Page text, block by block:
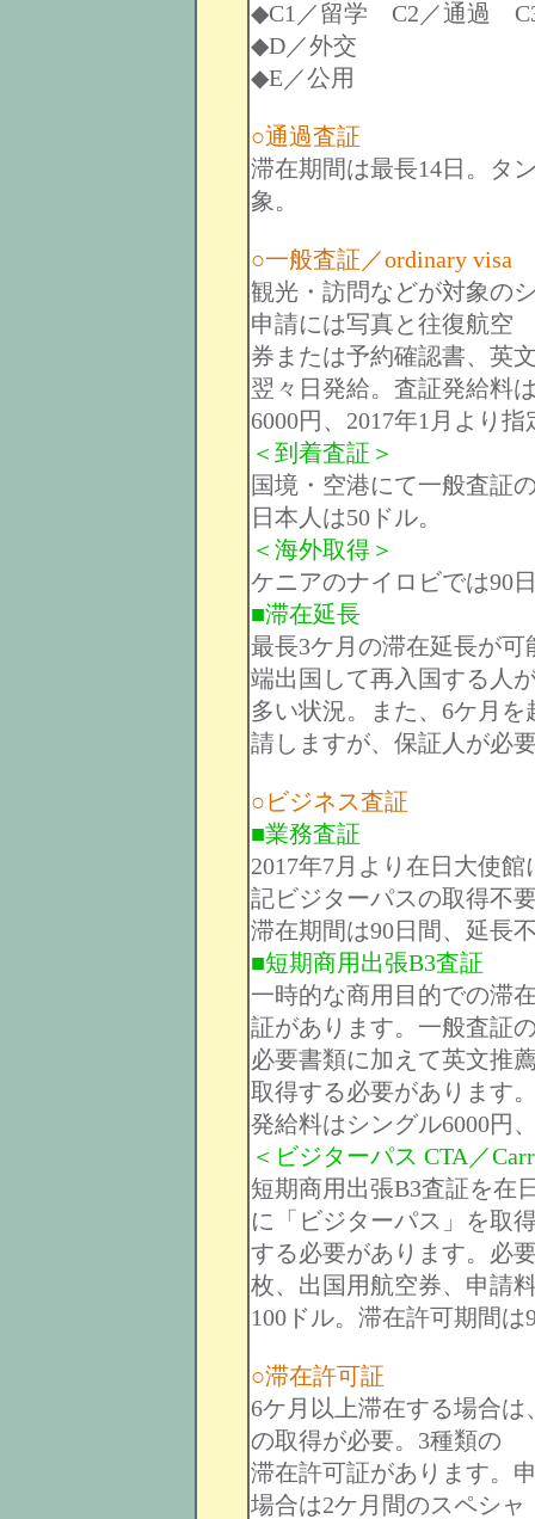
◆C1／留学 C2／通過
◆D／外交
◆E／公用
○通過査証
滞在期間は最長14日。タ
象。
○一般査証／ordinary visa
観光・訪問などが対象の
申請には写真と往復航空
券または予約確認書、英
翌々日発給。査証発給料
6000円、2017年1月より
＜到着査証＞
国境・空港にて一般査証
日本人は50ドル。
＜海外取得＞
ケニアのナイロビでは90
■滞在延長
最長3ケ月の滞在延長が
端出国して再入国する人
多い状況。また、6ケ月
請しますが、保証人が必
○ビジネス査証
■業務査証
2017年7月より在日大使
記ビジターパスの取得不
滞在期間は90日間、延長
■短期商用出張B3査証
一時的な商用目的での滞
証があります。一般査証
必要書類に加えて英文推
取得する必要があります
発給料はシングル6000円
＜ビジターパス CTA／
短期商用出張B3査証を在
に「ビジターパス」を取
する必要があります。必
枚、出国用航空券、申請
100ドル。滞在許可期間
○滞在許可証
6ケ月以上滞在する場合は
の取得が必要。3種類の
滞在許可証があります。
場合は2ケ月間のスペシャ